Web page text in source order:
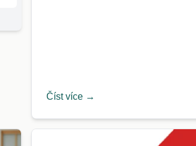
Číst více →